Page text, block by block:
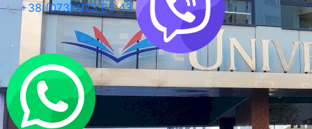
+38 (073) 073 65 43